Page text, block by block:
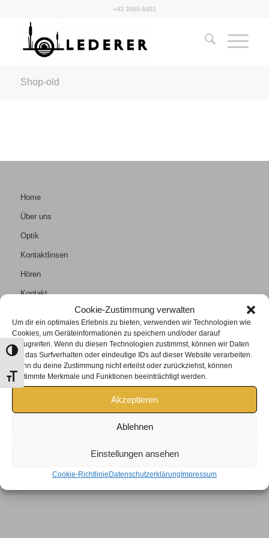
Cookie-Zustimmung verwalten
Um dir ein optimales Erlebnis zu bieten, verwenden wir Technologien wie
Cookies, um Geräteinformationen zu speichern und/oder darauf
zuzugreifen. Wenn du diesen Technologien zustimmst, können wir Daten
wie das Surfverhalten oder eindeutige IDs auf dieser Website verarbeiten.
Wenn du deine Zustimmung nicht erteilst oder zurückziehst, können
bestimmte Merkmale und Funktionen beeinträchtigt werden.
Akzeptieren
Ablehnen
Einstellungen ansehen
Cookie-Richtlinie Datenschutzerklärung Impressum
Umschalten auf hohe Kontraste
Schrift vergrößern
+43 2685 6401
Shop-old
Home
Über uns
Optik
Kontaktlinsen
Hören
Kontakt
KONTAKT
Tel +43 2685/6401
Mo, Di, Mi, Fr: 9:00 – 13:00 Uhr
Do: 9:00 – 12:00 Uhr
Samstag nach Terminvereinbarung